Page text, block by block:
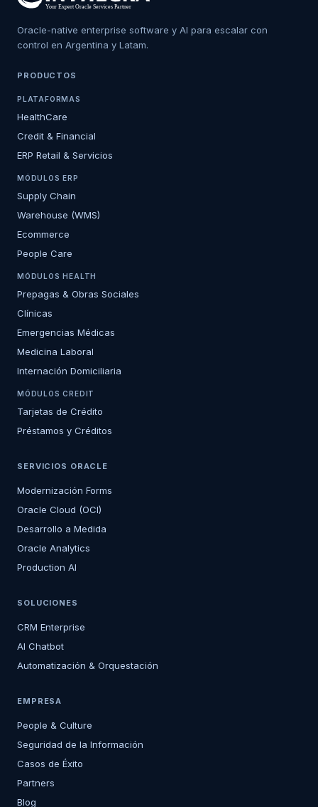
Oracle-native enterprise software y AI para escalar con
control en Argentina y Latam.
PRODUCTOS
PLATAFORMAS
HealthCare
Credit & Financial
ERP Retail & Servicios
MÓDULOS ERP
Supply Chain
Warehouse (WMS)
Ecommerce
People Care
MÓDULOS HEALTH
Prepagas & Obras Sociales
Clínicas
Emergencias Médicas
Medicina Laboral
Internación Domiciliaria
MÓDULOS CREDIT
Tarjetas de Crédito
Préstamos y Créditos
SERVICIOS ORACLE
Modernización Forms
Oracle Cloud (OCI)
Desarrollo a Medida
Oracle Analytics
Production AI
SOLUCIONES
CRM Enterprise
AI Chatbot
Automatización & Orquestación
EMPRESA
People & Culture
Seguridad de la Información
Casos de Éxito
Partners
Blog